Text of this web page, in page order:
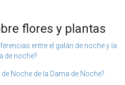
flores y plantas
entre el galán de noche y la
de noche?
Noche de la Dama de Noche?